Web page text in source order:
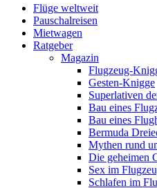
Flüge weltweit
Pauschalreisen
Mietwagen
Ratgeber
Magazin
Flugzeug-
Gesten-Knigge
Superlativen
Bau eines
Bau eines
Bermuda
Mythen rund
Die geheimen
Sex im
Schlafen im